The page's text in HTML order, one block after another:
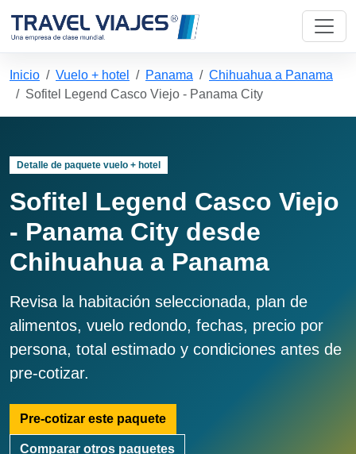
Inicio Vuelo + hotel Panama
Chihuahua a Panama
Sofitel Legend Casco Viejo - Panama City
Detalle de paquete vuelo + hotel
Sofitel Legend Casco Viejo
- Panama City desde
Chihuahua a Panama
Revisa la habitación seleccionada, plan de
alimentos, vuelo redondo, fechas, precio por
persona, total estimado y condiciones antes de
pre-cotizar.
Pre-cotizar este paquete
Comparar otros paquetes